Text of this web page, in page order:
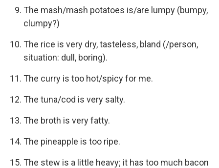
The mash/mash potatoes is/are lumpy (bumpy,
clumpy?)
The rice is very dry, tasteless, bland (/person,
situation: dull, boring).
The curry is too hot/spicy for me.
The tuna/cod is very salty.
The broth is very fatty.
The pineapple is too ripe.
The stew is a little heavy; it has too much bacon